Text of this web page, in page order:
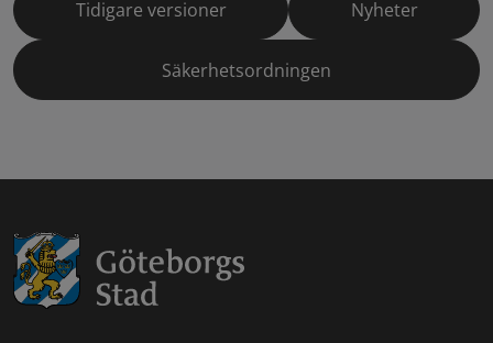
Tidigare versioner Nyheter
Säkerhetsordningen